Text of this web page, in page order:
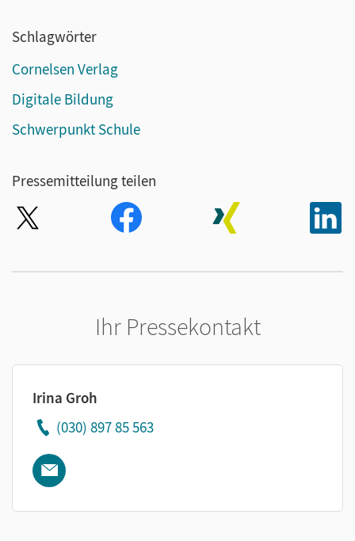
Schlagwörter
Cornelsen Verlag
Digitale Bildung
Schwerpunkt Schule
Pressemitteilung teilen
Ihr Pressekontakt
Irina Groh
(030) 897 85 563